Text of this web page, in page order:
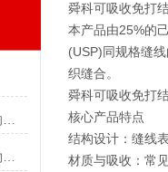
舜科可吸收免打
本产品由25%的
(USP)同规格缝
织缝合。
舜科可吸收免打
核心产品特点
结构设计‌：缝线
材质与吸收‌：常